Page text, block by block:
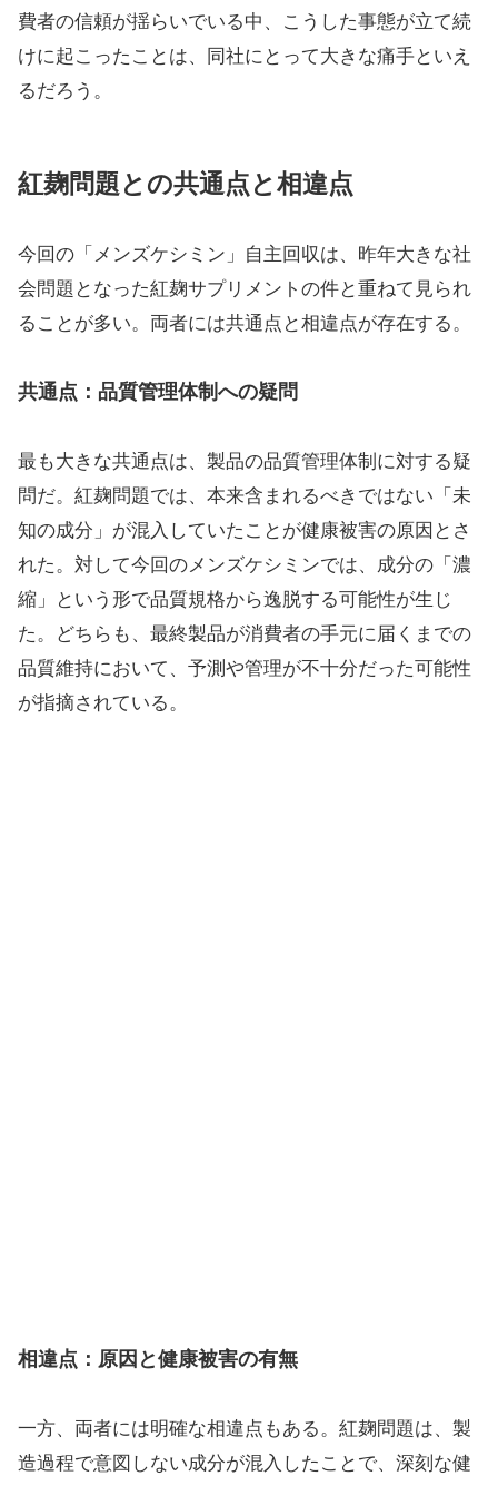
費者の信頼が揺らいでいる中、こうした事態が立て続
けに起こったことは、同社にとって大きな痛手といえ
るだろう。
紅麹問題との共通点と相違点
今回の「メンズケシミン」自主回収は、昨年大きな社
会問題となった紅麹サプリメントの件と重ねて見られ
ることが多い。両者には共通点と相違点が存在する。
共通点：品質管理体制への疑問
最も大きな共通点は、製品の品質管理体制に対する疑
問だ。紅麹問題では、本来含まれるべきではない「未
知の成分」が混入していたことが健康被害の原因とさ
れた。対して今回のメンズケシミンでは、成分の「濃
縮」という形で品質規格から逸脱する可能性が生じ
た。どちらも、最終製品が消費者の手元に届くまでの
品質維持において、予測や管理が不十分だった可能性
が指摘されている。
相違点：原因と健康被害の有無
一方、両者には明確な相違点もある。紅麹問題は、製
造過程で意図しない成分が混入したことで、深刻な健